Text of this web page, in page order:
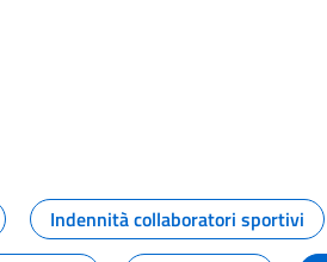
per lo sport
Indennità collaboratori sportivi